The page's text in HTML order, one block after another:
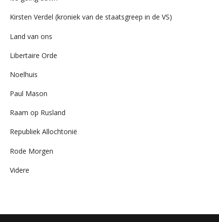
Kirsten Verdel (kroniek van de staatsgreep in de VS)
Land van ons
Libertaire Orde
Noelhuis
Paul Mason
Raam op Rusland
Republiek Allochtonië
Rode Morgen
Videre